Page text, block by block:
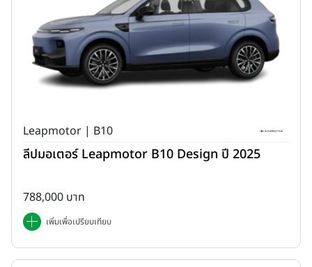
Leapmotor | B10
ลีปมอเตอร์ Leapmotor B10 Design ปี 2025
788,000 บาท
เพิ่มเพื่อเปรียบเทียบ